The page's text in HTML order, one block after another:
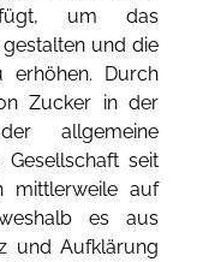
um das
und die
erhöhen. Durch
Zucker in der
allgemeine
seit
mittlerweile auf
es aus
und Aufklärung